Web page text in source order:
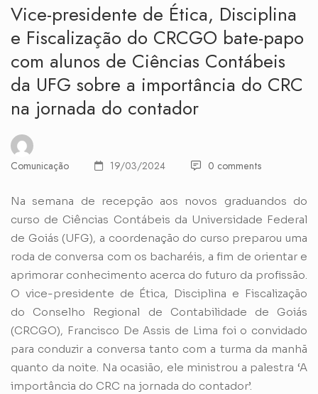
Vice-presidente de Ética, Disciplina
e Fiscalização do CRCGO bate-papo
com alunos de Ciências Contábeis
da UFG sobre a importância do CRC
na jornada do contador
Comunicação 19/03/2024 0 comments
Na semana de recepção aos novos graduandos do
curso de Ciências Contábeis da Universidade Federal
de Goiás (UFG), a coordenação do curso preparou uma
roda de conversa com os bacharéis, a fim de orientar e
aprimorar conhecimento acerca do futuro da profissão.
O vice-presidente de Ética, Disciplina e Fiscalização
do Conselho Regional de Contabilidade de Goiás
(CRCGO), Francisco De Assis de Lima foi o convidado
para conduzir a conversa tanto com a turma da manhã
quanto da noite. Na ocasião, ele ministrou a palestra ‘A
importância do CRC na jornada do contador’.